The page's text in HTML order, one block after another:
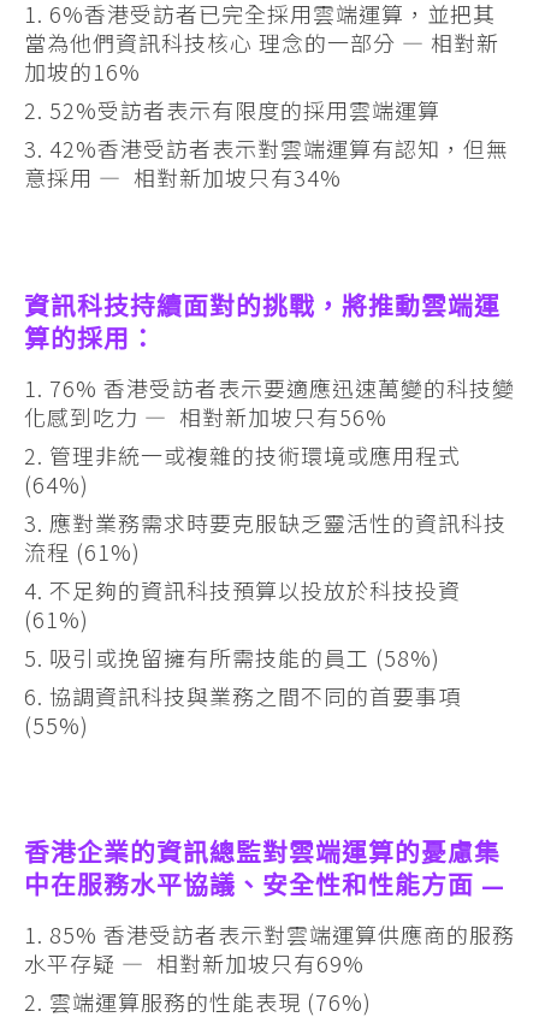
6%香港受訪者已完全採用雲端運算，並把其
當為他們資訊科技核心 理念的一部分 — 相對新
加坡的16%
52%受訪者表示有限度的採用雲端運算
42%香港受訪者表示對雲端運算有認知，但無
意採用 — 相對新加坡只有34%
資訊科技持續面對的挑戰，將推動雲端運
算的採用：
76% 香港受訪者表示要適應迅速萬變的科技變
化感到吃力 — 相對新加坡只有56%
管理非統一或複雜的技術環境或應用程式
(64%)
應對業務需求時要克服缺乏靈活性的資訊科技
流程 (61%)
不足夠的資訊科技預算以投放於科技投資
(61%)
吸引或挽留擁有所需技能的員工 (58%)
協調資訊科技與業務之間不同的首要事項
(55%)
香港企業的資訊總監對雲端運算的憂慮集
中在服務水平協議、安全性和性能方面 —
85% 香港受訪者表示對雲端運算供應商的服務
水平存疑 — 相對新加坡只有69%
雲端運算服務的性能表現 (76%)